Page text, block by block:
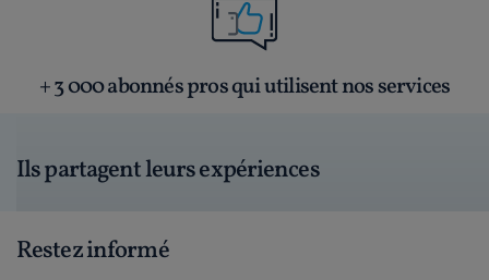
+ 3 000 abonnés pros qui utilisent nos services
Ils partagent leurs expériences
Restez informé